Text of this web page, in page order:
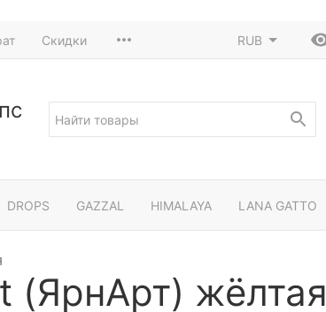
Скидки RUB
DROPS GAZZAL HIMALAYA LANA GATTO
(ЯрнАрт) жёлтая